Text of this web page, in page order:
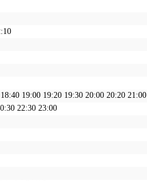
19:00 19:20 19:30 20:00 20:20 21:00
22:30 23:00